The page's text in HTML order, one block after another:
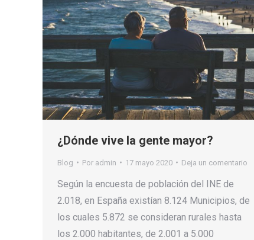
¿Dónde vive la gente mayor?
Blog Por admin 17 mayo 2020 Deja un comentario
Según la encuesta de población del INE de
2.018, en España existían 8.124 Municipios, de
los cuales 5.872 se consideran rurales hasta
los 2.000 habitantes, de 2.001 a 5.000